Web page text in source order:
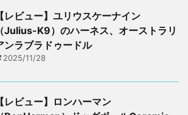
【レビュー】ユリウスケーナイン
（Julius-K9）のハーネス、オーストラリ
ンラブラドゥードル
2025/11/28
【レビュー】ロンハーマン